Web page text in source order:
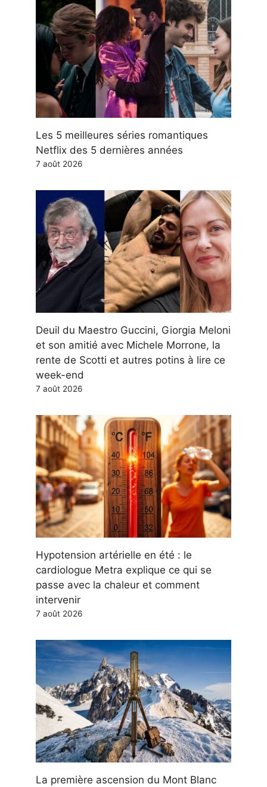
Les 5 meilleures séries romantiques
Netflix des 5 dernières années
7 août 2026
Deuil du Maestro Guccini, Giorgia Meloni
et son amitié avec Michele Morrone, la
rente de Scotti et autres potins à lire ce
week-end
7 août 2026
Hypotension artérielle en été : le
cardiologue Metra explique ce qui se
passe avec la chaleur et comment
intervenir
7 août 2026
La première ascension du Mont Blanc